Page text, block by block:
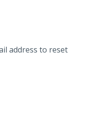
address to reset